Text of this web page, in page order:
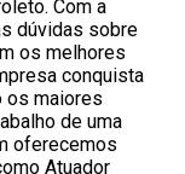
Com a
dúvidas sobre
os melhores
conquista
os maiores
de uma
oferecemos
Atuador